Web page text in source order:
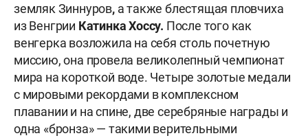
земляк Зиннуров,а также блестящая пловчиха
из Венгрии Катинка Хоссу. После того как
венгерка возложила на себя столь почетную
миссию, она провела великолепный чемпионат
мира на короткой воде. Четыре золотые медали
с мировыми рекордами в комплексном
плавании и на спине, две серебряные награды и
одна «бронза» — такими верительными